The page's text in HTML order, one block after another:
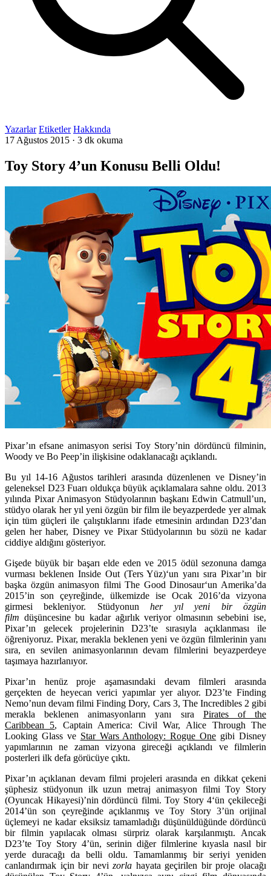
Yazarlar Etiketler Hakkında
17 Ağustos 2015 · 3 dk okuma
Toy Story 4’un Konusu Belli Oldu!
Pixar’ın efsane animasyon serisi Toy Story’nin dördüncü filminin,
Woody ve Bo Peep’in ilişkisine odaklanacağı açıklandı.
Bu yıl 14-16 Ağustos tarihleri arasında düzenlenen ve Disney’in
geleneksel D23 Fuarı oldukça büyük açıklamalara sahne oldu. 2013
yılında Pixar Animasyon Stüdyolarının başkanı Edwin Catmull’un,
stüdyo olarak her yıl yeni özgün bir film ile beyazperdede yer almak
için tüm güçleri ile çalıştıklarını ifade etmesinin ardından D23’dan
gelen her haber, Disney ve Pixar Stüdyolarının bu sözü ne kadar
ciddiye aldığını gösteriyor.
Gişede büyük bir başarı elde eden ve 2015 ödül sezonuna damga
vurması beklenen Inside Out (Ters Yüz)‘un yanı sıra Pixar’ın bir
başka özgün animasyon filmiThe Good Dinosaur‘un Amerika’da
2015’in son çeyreğinde, ülkemizde ise Ocak 2016’da vizyona
girmesi bekleniyor. Stüdyonunher yıl yeni bir özgün
film düşüncesine bu kadar ağırlık veriyor olmasının sebebini ise,
Pixar’ın gelecek projelerinin D23’te sırasıyla açıklanması ile
öğreniyoruz. Pixar, merakla beklenen yeni ve özgün filmlerinin yanı
sıra, en sevilen animasyonlarının devam filmlerini beyazperdeye
taşımaya hazırlanıyor.
Pixar’ın henüz proje aşamasındaki devam filmleri arasında
gerçekten de heyecan verici yapımlar yer alıyor. D23’te Finding
Nemo’nun devam filmiFinding Dory, Cars 3, The Incredibles 2 gibi
merakla beklenen animasyonların yanı sıra Pirates of the
Caribbean 5, Captain America: Civil War, Alice Through The
Looking Glassve Star Wars Anthology: Rogue One gibi Disney
yapımlarının ne zaman vizyona gireceği açıklandı ve filmlerin
posterleri ilk defa görücüye çıktı.
Pixar’ın açıklanan devam filmi projeleri arasında en dikkat çekeni
şüphesiz stüdyonun ilk uzun metraj animasyon filmi Toy Story
(Oyuncak Hikayesi)’nin dördüncü filmi.Toy Story 4‘ün çekileceği
2014’ün son çeyreğinde açıklanmış ve Toy Story 3’ün orijinal
üçlemeyi ne kadar eksiksiz tamamladığı düşünüldüğünde dördüncü
bir filmin yapılacak olması sürpriz olarak karşılanmıştı. Ancak
D23’te Toy Story 4’ün, serinin diğer filmlerine kıyasla nasıl bir
yerde duracağı da belli oldu. Tamamlanmış bir seriyi yeniden
canlandırmak için bir nevizorla hayata geçirilen bir proje olacağı